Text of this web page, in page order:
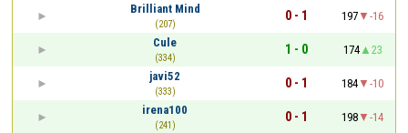
Brilliant Mind
(207)
0 - 1 197
-16
Cule
(334)
1 - 0 174
23
javi52
(333)
0 - 1 184
-10
irena100
(241)
0 - 1 198
-14